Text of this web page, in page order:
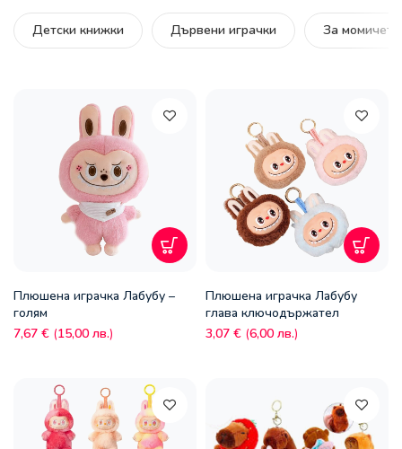
latest
Детски книжки
Дървени играчки За момичета
Плюшена играчка Лабубу –
голям
7,67 € (15,00 лв.)
Плюшена играчка Лабубу
глава ключодържател
3,07 € (6,00 лв.)